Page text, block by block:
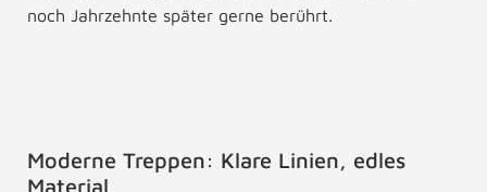
noch Jahrzehnte später gerne berührt.
Moderne Treppen: Klare Linien, edles
Material